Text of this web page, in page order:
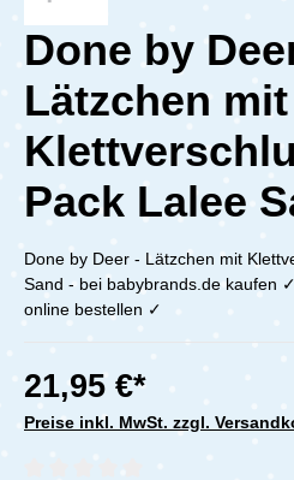
Done by
Lätzchen mit
Pack Lalee
Done by Deer - Lätzchen mit
Sand - bei babybrands.de kaufen
online bestellen ✓
21,95 €*
Preise inkl. MwSt. zzgl.